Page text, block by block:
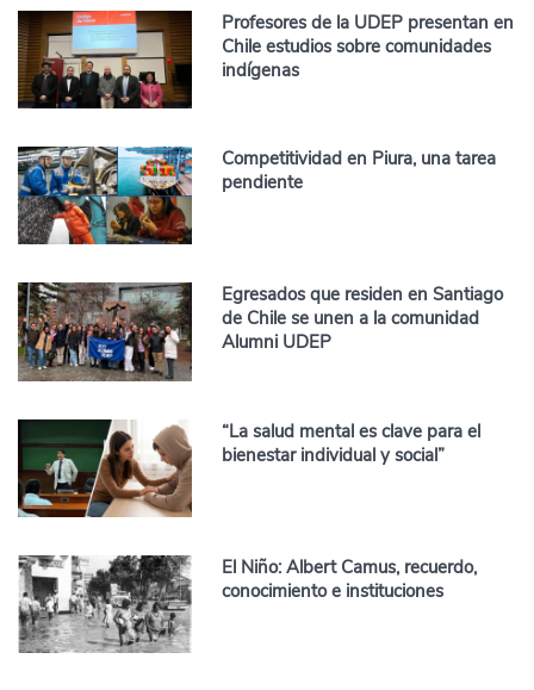
Profesores de la UDEP presentan en
Chile estudios sobre comunidades
indígenas
Competitividad en Piura, una tarea
pendiente
Egresados que residen en Santiago
de Chile se unen a la comunidad
Alumni UDEP
“La salud mental es clave para el
bienestar individual y social”
El Niño: Albert Camus, recuerdo,
conocimiento e instituciones